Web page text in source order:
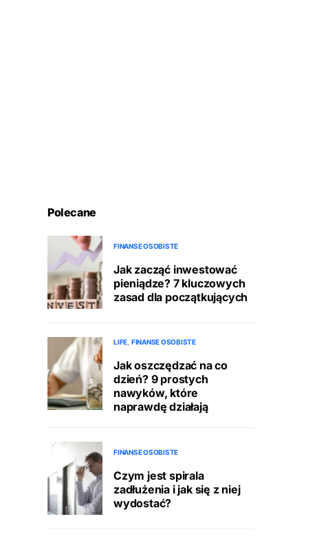
Polecane
FINANSE OSOBISTE
Jak zacząć inwestować
pieniądze? 7 kluczowych
zasad dla początkujących
LIFE FINANSE OSOBISTE
Jak oszczędzać na co
dzień? 9 prostych
nawyków, które
naprawdę działają
FINANSE OSOBISTE
Czym jest spirala
zadłużenia i jak się z niej
wydostać?